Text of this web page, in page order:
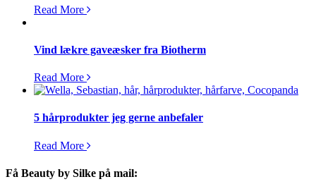
Read More
Vind lækre gaveæsker fra Biotherm
Read More
5 hårprodukter jeg gerne anbefaler
Read More
Få Beauty by Silke på mail: